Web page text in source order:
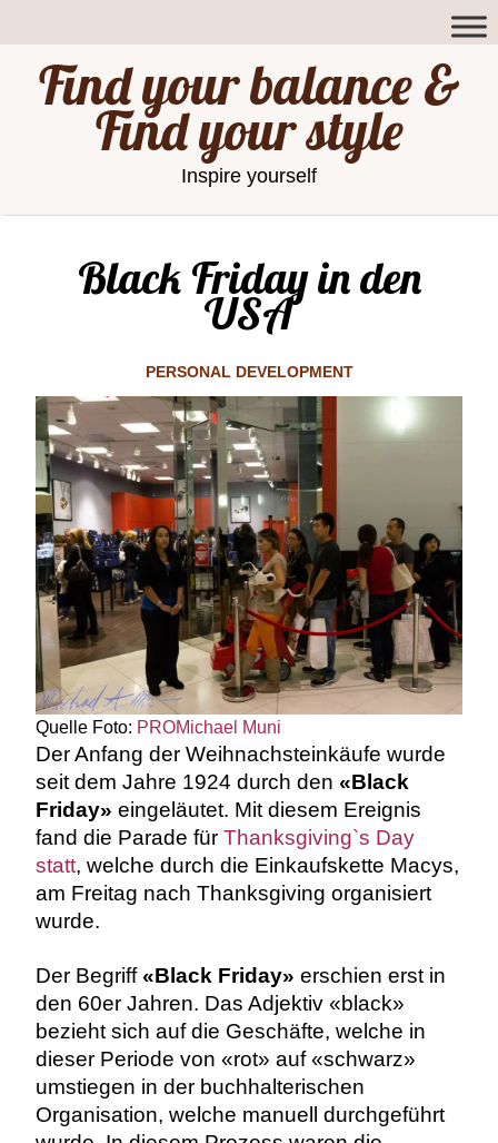
Find your balance &
Find your style
Inspire yourself
Black Friday in den
USA
PERSONAL DEVELOPMENT
Quelle Foto: PROMichael Muni
Der Anfang der Weihnachsteinkäufe wurde
seit dem Jahre 1924 durch den «Black
Friday» eingeläutet. Mit diesem Ereignis
fand die Parade für Thanksgiving`s Day
statt, welche durch die Einkaufskette Macys,
am Freitag nach Thanksgiving organisiert
wurde.
Der Begriff«Black Friday» erschien erst in
den 60er Jahren. Das Adjektiv «black»
bezieht sich auf die Geschäfte, welche in
dieser Periode von «rot» auf «schwarz»
umstiegen in der buchhalterischen
Organisation, welche manuell durchgeführt